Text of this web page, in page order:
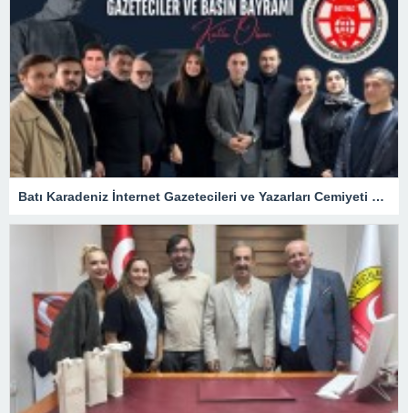
Batı Karadeniz İnternet Gazetecileri ve Yazarları Cemiyeti 24 Temmuz Basın Bayramını kutladı.